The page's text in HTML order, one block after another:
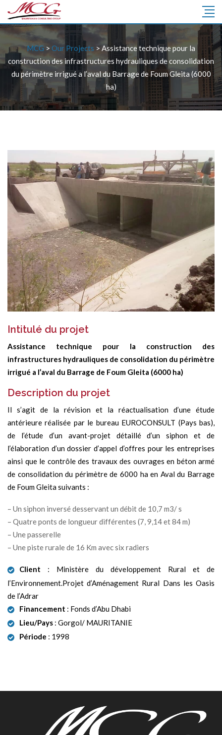
MCG > Our Projects > Assistance technique pour la
construction des infrastructures hydrauliques de consolidation
du périmètre irrigué a l’aval du Barrage de Foum Gleita (6000
ha)
Intitulé du projet
Assistance technique pour la construction des
infrastructures hydrauliques de consolidation du périmètre
irrigué a l’aval du Barrage de Foum Gleita (6000 ha)
Description du projet
Il s’agit de la révision et la réactualisation d’une étude
antérieure réalisée par le bureau EUROCONSULT (Pays bas),
de l’étude d’un avant-projet détaillé d’un siphon et de
l’élaboration d’un dossier d’appel d’offres pour les entreprises
ainsi que le contrôle des travaux des ouvrages en béton armé
de consolidation du périmètre de 6000 ha en Aval du Barrage
de Foum Gleita suivants :
– Un siphon inversé desservant un débit de 10,7 m3/ s
– Quatre ponts de longueur différentes (7, 9,14 et 84 m)
– Une passerelle
– Une piste rurale de 16 Km avec six radiers
Client : Ministère du développement Rural et de
l’Environnement.Projet d’Aménagement Rural Dans les Oasis
de l’Adrar
Financement : Fonds d’Abu Dhabi
Lieu/Pays : Gorgol/ MAURITANIE
Période : 1998